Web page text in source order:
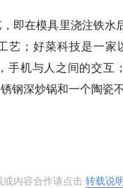
即在模具里浇注铁
艺；好菜科技是一
手机与人之间的交互
钢深炒锅和一个陶瓷
或内容合作请点击 转载说